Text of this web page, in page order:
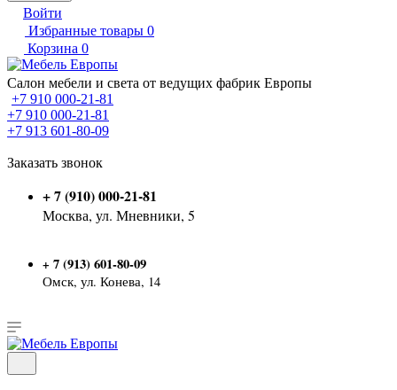
Войти
Избранные товары 0
Корзина 0
Салон мебели и света от ведущих фабрик Европы
+7 910 000-21-81
+7 910 000-21-81
+7 913 601-80-09
Заказать звонок
+ 7 (910) 000-21-81
Москва, ул. Мневники, 5
+ 7 (913) 601-80-09
Омск, ул. Конева, 14